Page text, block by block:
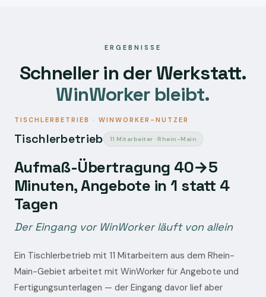
ERGEBNISSE
Schneller in der Werkstatt.
WinWorker bleibt.
TISCHLERBETRIEB · WINWORKER-NUTZER
Tischlerbetrieb 11 Mitarbeiter · Rhein-Main
Aufmaß-Übertragung 40→5
Minuten, Angebote in 1 statt 4
Tagen
Der Eingang vor WinWorker läuft von allein
Ein Tischlerbetrieb mit 11 Mitarbeitern aus dem Rhein-
Main-Gebiet arbeitet mit WinWorker für Angebote und
Fertigungsunterlagen — der Eingang davor lief aber